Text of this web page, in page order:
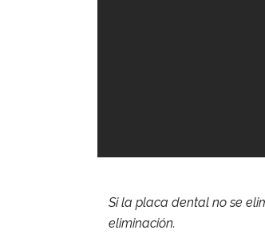
Si la placa dental no se
eliminación.